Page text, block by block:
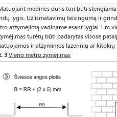
medines duris turi būti
lygis. Už išmatavimų teisingumą ir
atžymėjimą vadiname esant lygiai 1 m
turėtų būti padarytas visose
ir atžymimos lazerinių ar
3 Vieno metro žymėjimas